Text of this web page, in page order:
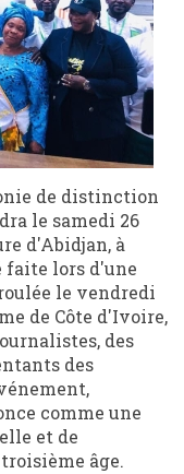
de distinction
le samedi 26
d'Abidjan, à
faite lors d'une
le vendredi
de Côte d'Ivoire,
des
des
comme une
et de
âge.